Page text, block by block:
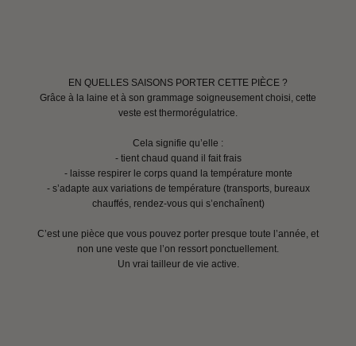
EN QUELLES SAISONS PORTER CETTE PIÈCE ?
Grâce à la laine et à son grammage soigneusement choisi, cette
veste est thermorégulatrice.
Cela signifie qu’elle :
- tient chaud quand il fait frais
- laisse respirer le corps quand la température monte
- s’adapte aux variations de température (transports, bureaux
chauffés, rendez-vous qui s’enchaînent)
C’est une pièce que vous pouvez porter presque toute l’année, et
non une veste que l’on ressort ponctuellement.
Un vrai tailleur de vie active.